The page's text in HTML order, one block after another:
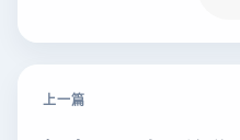
上一篇